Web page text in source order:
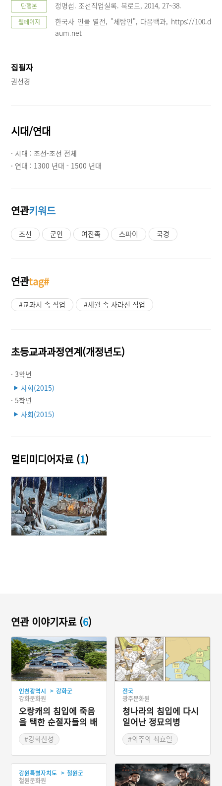
단행본 정명섭. 조선직업실록. 북로드, 2014, 27~38.
웹페이지
한국사 인물 열전, "체탐인", 다음백과, https://100.d
aum.net
집필자
권선경
시대/연대
· 시대 : 조선-조선 전체
· 연대 : 1300 년대 - 1500 년대
연관키워드
조선 군인 여진족 스파이 국경
연관tag#
#교과서 속 직업 #세월 속 사라진 직업
초등교과과정연계(개정년도)
· 3학년
▶ 사회(2015)
· 5학년
▶ 사회(2015)
멀티미디어자료 (1)
연관 이야기자료 (6)
인천광역시 > 강화군
강화문화원
오랑캐의 침입에 죽음
을 택한 순절자들의 배
향, 강화도 충렬사
#강화산성
전국
광주문화원
청나라의 침입에 다시
일어난 정묘의병
#의주의 최효일
#칠산의 김려기
강원특별자치도 > 철원군
철원문화원